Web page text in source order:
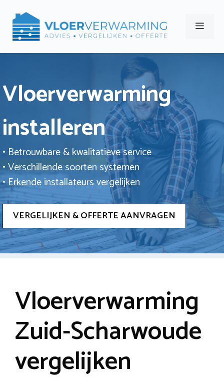
naar
Menu
Vloerverwarming
installeren
• Betrouwbare & kwalitatieve service
• Verschillende soorten systemen
• Erkende installateurs vergelijken
VERGELIJKEN & OFFERTE AANVRAGEN
Vloerverwarming
Zuid-Scharwoude
vergelijken